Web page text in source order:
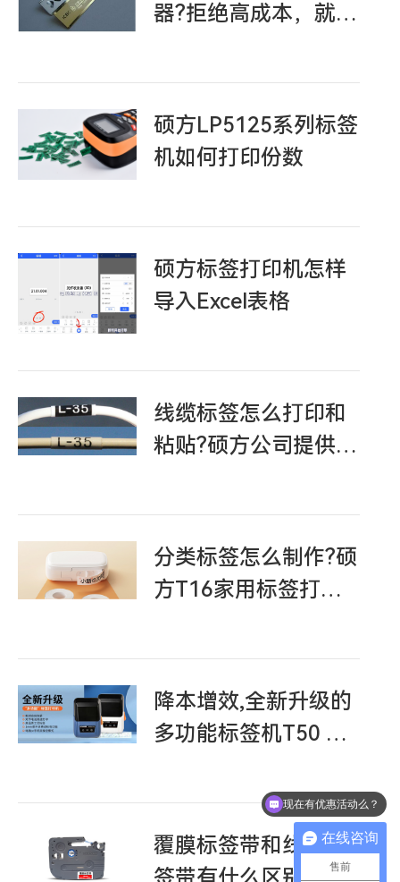
器?拒绝高成本，就用
LP5125BT
硕方LP5125系列标签
机如何打印份数
硕方标签打印机怎样
导入Excel表格
线缆标签怎么打印和
粘贴?硕方公司提供详
分类标签怎么制作?硕
方T16家用标签打印
降本增效,全新升级的
多功能标签机T50 Pro
覆膜标签带和线缆标在线咨询
售前
打印材料能定制吗？